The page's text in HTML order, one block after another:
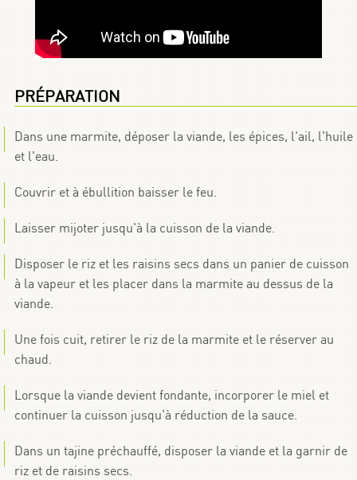
PRÉPARATION
Dans une marmite, déposer la viande, les épices, l'ail, l'huile
et l'eau.
Couvrir et à ébullition baisser le feu.
Laisser mijoter jusqu'à la cuisson de la viande.
Disposer le riz et les raisins secs dans un panier de cuisson
à la vapeur et les placer dans la marmite au dessus de la
viande.
Une fois cuit, retirer le riz de la marmite et le réserver au
chaud.
Lorsque la viande devient fondante, incorporer le miel et
continuer la cuisson jusqu'à réduction de la sauce.
Dans un tajine préchauffé, disposer la viande et la garnir de
riz et de raisins secs.